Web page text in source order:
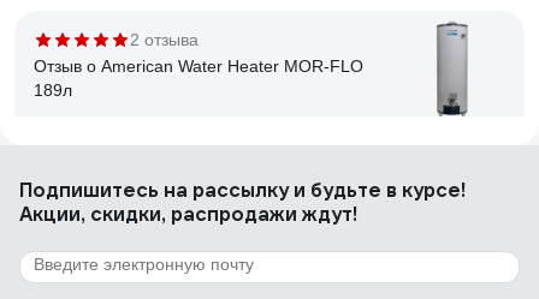
2 отзыва
Отзыв о American Water Heater MOR-FLO
189л
За 14 лет мало что изменилось. Работает (тьфу-тьфу).
113 отзывов
Подпишитесь на рассылкуи будьте в курсе!
Акции, скидки, распродажи ждут!